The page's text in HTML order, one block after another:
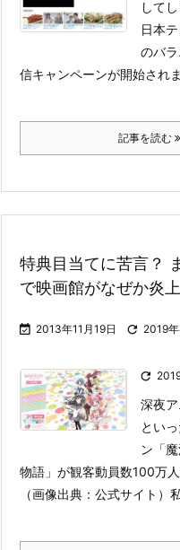
して
日本
のバ
信キャンペーンが開始されま
記事を読む
特典目当てに苦言？
で映画館がなぜか炎上
 2013年11月19日  2019

深夜
とい
ン「
物語」が観客動員数100万
（画像出典：公式サイト）